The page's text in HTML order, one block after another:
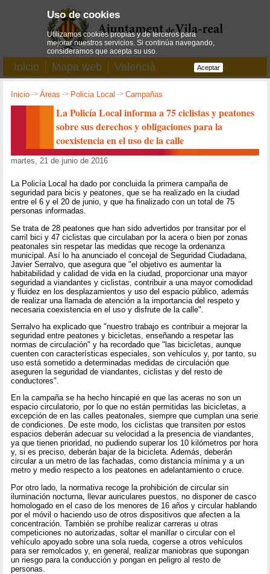
Inicio Mapa web Valencià
Inicio ->Áreas -> Policia Local ->Campañas
La Policía Local informa a 75 ciclistas y peatones
sobre sus derechos y obligaciones para la
coexistencia en el uso de la calle
martes, 21 de junio de 2016
La Policía Local ha dado por concluida la primera campaña de
seguridad para bicis y peatones, que se ha realizado en la ciudad
entre el 6 y el 20 de junio, y que ha finalizado con un total de 75
personas informadas.
Se trata de 28 peatones que han sido advertidos por transitar por el
carril bici y 47 ciclistas que circulaban por la acera o bien por zonas
peatonales sin respetar las medidas que recoge la ordenanza
municipal. Así lo ha anunciado el concejal de Seguridad Ciudadana,
Javier Serralvo, que asegura que "el objetivo es aumentar la
habitabilidad y calidad de vida en la ciudad, proporcionar una mayor
seguridad a viandantes y ciclistas, contribuir a una mayor comodidad
y fluidez en los desplazamientos y uso del espacio público, además
de realizar una llamada de atención a la importancia del respeto y
necesaria coexistencia en el uso y disfrute de la calle".
Serralvo ha explicado que "nuestro trabajo es contribuir a mejorar la
seguridad entre peatones y bicicletas, enseñando a respetar las
normas de circulación" y ha recordado que "las bicicletas, aunque
cuenten con características especiales, son vehículos y, por tanto, su
uso está sometido a determinadas medidas de circulación que
aseguren la seguridad de viandantes, ciclistas y del resto de
conductores".
En la campaña se ha hecho hincapié en que las aceras no son un
espacio circulatorio, por lo que no están permitidas las bicicletas, a
excepción de en las calles peatonales, siempre que cumplan una serie
de condiciones. De este modo, los ciclistas que transiten por estos
espacios deberán adecuar su velocidad a la presencia de viandantes,
ya que tienen prioridad, no pudiendo superar los 10 kilómetros por hora
y, si es preciso, deberán bajar de la bicicleta. Además, deberán
circular a un metro de las fachadas, como distancia mínima y a un
metro y medio respecto a los peatones en adelantamiento o cruce.
Por otro lado, la normativa recoge la prohibición de circular sin
iluminación nocturna, llevar auriculares puestos, no disponer de casco
homologado en el caso de los menores de 16 años y circular hablando
por el móvil o haciendo uso de otros dispositivos que afecten a la
concentración. También se prohíbe realizar carreras u otras
competiciones no autorizadas, soltar el manillar o circular con el
vehículo apoyado sobre una sola rueda, cogerse a otros vehículos
para ser remolcados y, en general, realizar maniobras que supongan
un riesgo para la conducción y pongan en peligro al resto de
personas.
Uso de cookies
Utilizamos cookies propias y de terceros para
mejorar nuestros servicios. Si continúa navegando,
consideramos que acepta su uso.
Aceptar